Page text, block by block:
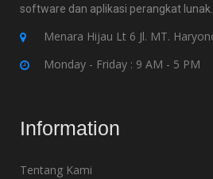
software dan aplikasi perangkat lunak.
Menara Hijau Lt 6 Jl. MT.
Monday - Friday : 9 AM - 5 PM
Information
Tentang Kami